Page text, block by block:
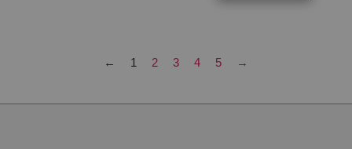
← 1 2 3 4 5 →